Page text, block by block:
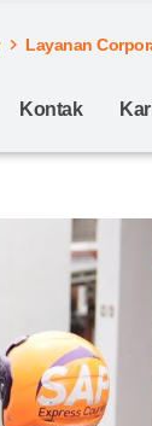
Layanan
Kontak